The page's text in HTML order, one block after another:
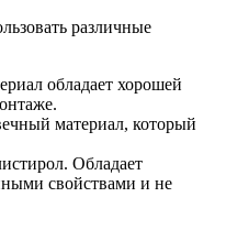
различные
обладает хорошей
материал, который
Обладает
свойствами и не